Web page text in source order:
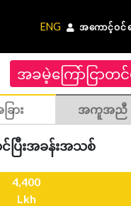
ENG အကောင့်ဝင်
အခမဲ့ကြော်ငြာတင်
ြား အကူအညီ
င်ပြီးအခန်းအသစ်
4,400
Lkh